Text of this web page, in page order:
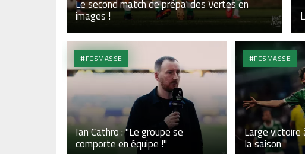
Le second match de prépa' des Vertes en
images !
#FCSMASSE
Ian Cathro : "Le groupe se
comporte en équipe !"
#FCSMASSE
Large victoire
la saison